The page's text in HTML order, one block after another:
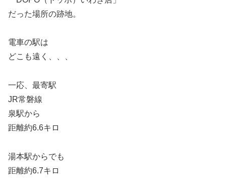
だった場所の跡地。
電車の駅は
どこも遠く、、、
一応、最寄駅
JR常磐線
泉駅から
距離約6.6キロ
湯本駅からでも
距離約6.7キロ